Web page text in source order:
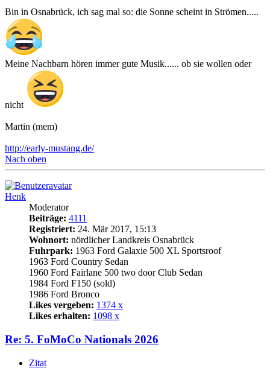
Bin in Osnabrück, ich sag mal so: die Sonne scheint in Strömen.....
Meine Nachbarn hören immer gute Musik...... ob sie wollen oder
nicht
Martin (mem)
http://early-mustang.de/
Nach oben
Henk
Moderator
Beiträge: 4111
Registriert: 24. Mär 2017, 15:13
Wohnort: nördlicher Landkreis Osnabrück
Fuhrpark: 1963 Ford Galaxie 500 XL Sportsroof
1963 Ford Country Sedan
1960 Ford Fairlane 500 two door Club Sedan
1984 Ford F150 (sold)
1986 Ford Bronco
Likes vergeben: 1374 x
Likes erhalten: 1098 x
Re: 5. FoMoCo Nationals 2026
Zitat